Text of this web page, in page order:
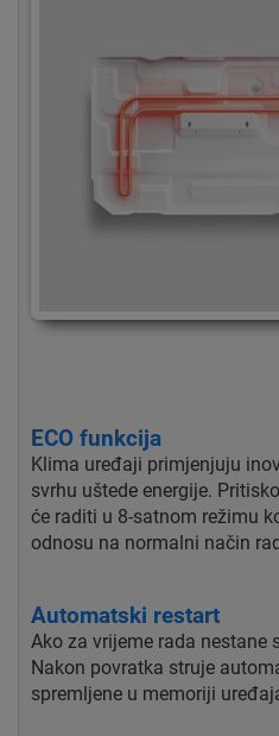
ECO funkcija
Klima uređaji primjenjuju
svrhu uštede energije.
će raditi u 8-satnom režimu
odnosu na normalni način
Automatski restart
Ako za vrijeme rada nestane
Nakon povratka struje
spremljene u memoriji